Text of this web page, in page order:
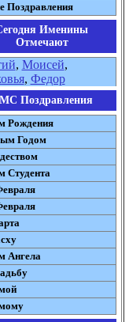
Поздравления
Именины
Отмечают
, Моисей,
, Федор
Поздравления
Рождения
Годом
Студента
Ангела